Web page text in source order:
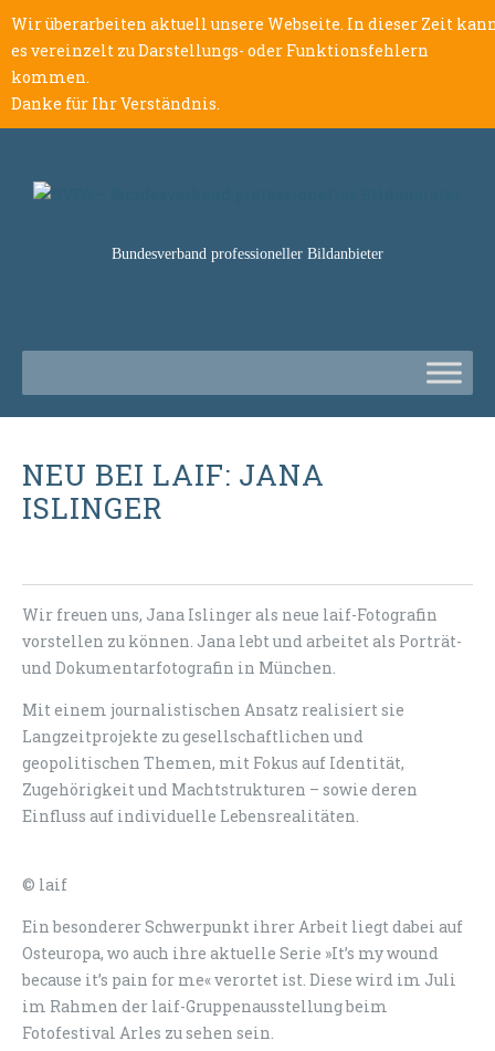
Wir überarbeiten aktuell unsere Webseite. In dieser Zeit
es vereinzelt zu Darstellungs- oder Funktionsfehlern
kommen.
Danke für Ihr Verständnis.
Bundesverband professioneller Bildanbieter
NEU BEI LAIF: JANA
ISLINGER
Wir freuen uns, Jana Islinger als neue laif-Fotografin
vorstellen zu können. Jana lebt und arbeitet als Porträt-
und Dokumentarfotografin in München.
Mit einem journalistischen Ansatz realisiert sie
Langzeitprojekte zu gesellschaftlichen und
geopolitischen Themen, mit Fokus auf Identität,
Zugehörigkeit und Machtstrukturen – sowie deren
Einfluss auf individuelle Lebensrealitäten.
© laif
Ein besonderer Schwerpunkt ihrer Arbeit liegt dabei auf
Osteuropa, wo auch ihre aktuelle Serie »It’s my wound
because it’s pain for me« verortet ist. Diese wird im Juli
im Rahmen der laif-Gruppenausstellung beim
Fotofestival Arles zu sehen sein.